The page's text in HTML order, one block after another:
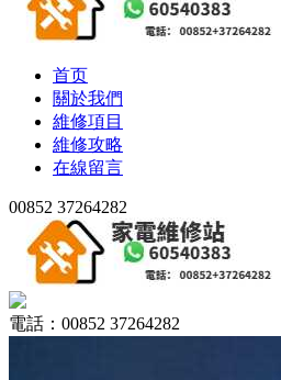
首页
關於我們
維修項目
維修攻略
在線留言
00852 37264282
電話：00852 37264282